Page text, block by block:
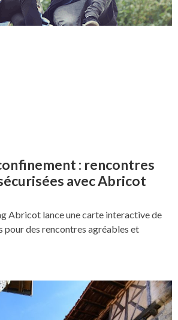
: rencontres
avec Abricot
Abricot lance une carte interactive de
pour des rencontres agréables et